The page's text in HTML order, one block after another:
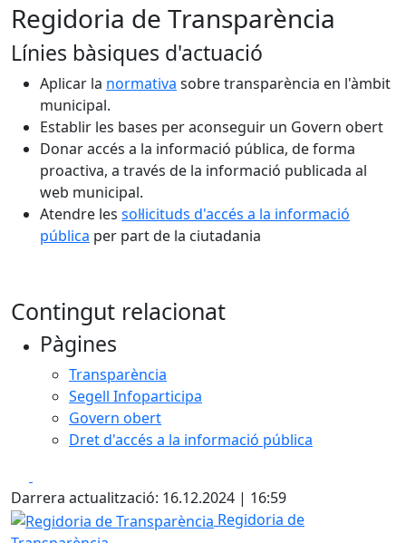
Regidoria de Transparència
Línies bàsiques d'actuació
Aplicar la normativa sobre transparència en l'àmbit
municipal.
Establir les bases per aconseguir un Govern obert
Donar accés a la informació pública, de forma
proactiva, a través de la informació publicada al
web municipal.
Atendre les sol·licituds d'accés a la informació
pública per part de la ciutadania
Contingut relacionat
Pàgines
Transparència
Segell Infoparticipa
Govern obert
Dret d'accés a la informació pública
Darrera actualització: 16.12.2024 | 16:59
Regidoria de Transparència
Regidoria de